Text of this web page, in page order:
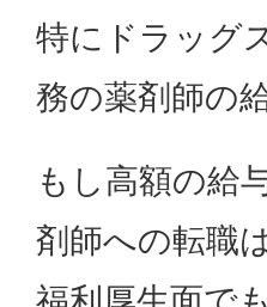
特にドラッグ
務の薬剤師の
もし高額の給
剤師への転職